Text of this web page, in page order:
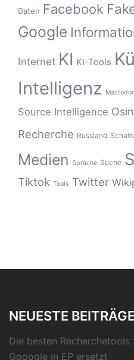
Daten Facebook
Google
Internet KI KI-Tools
Intelligenz
Source Intelligence
Recherche Russland
Medien Sprache Suche
Tiktok Tools Twitter
NEUESTE BEITRÄGE
Die besten
Gooogle in EP ersetzt